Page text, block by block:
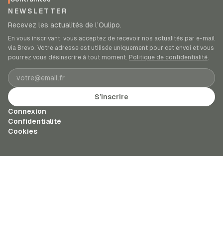
NEWSLETTER
Recevez les actualités de l’Oulipo.
En vous inscrivant, vous acceptez de recevoir nos actualités par e-mail
via Brevo. Votre adresse est utilisée uniquement pour cet envoi et vous
pourrez vous désinscrire à tout moment. Politique de confidentialité.
Adresse e-mail
S’inscrire
Connexion
Confidentialité
Cookies